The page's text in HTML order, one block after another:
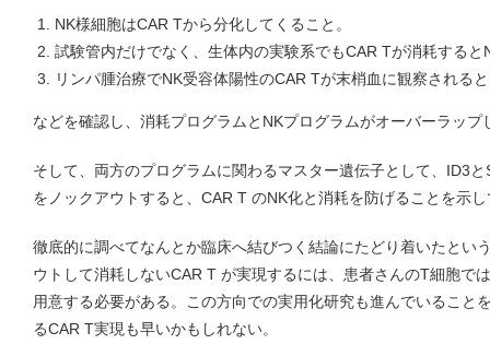
NK様細胞はCAR Tから分化してくること。
試験管内だけでなく、生体内の実験系でもCAR Tが消耗する
リンパ腫治療でNK受容体陽性のCAR Tが末梢血に観察される
などを確認し、消耗プログラムとNKプログラムがオーバーラッ
そして、両方のプログラムに関わるマスター遺伝子として、ID3
をノックアウトすると、CAR T のNK化と消耗を防げることを示
徹底的に調べてなんとか臨床へ結びつく結論にたどり着いたとい
ウトして消耗しないCAR T が実現するには、患者さんのT細胞で
用意する必要がある。この方向での実用化研究も進んでいること
るCAR T実現も早いかもしれない。